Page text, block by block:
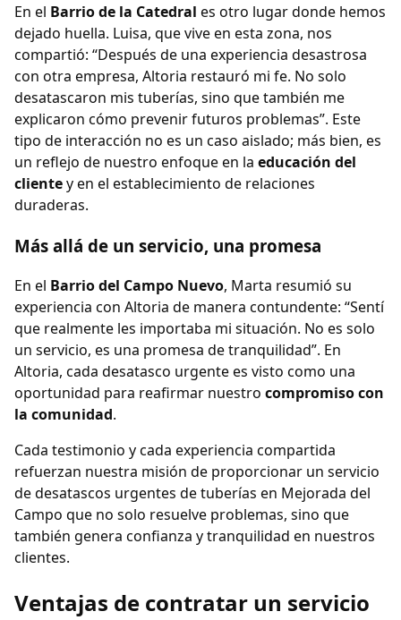
En el Barrio de la Catedral es otro lugar donde hemos
dejado huella. Luisa, que vive en esta zona, nos
compartió: “Después de una experiencia desastrosa
con otra empresa, Altoria restauró mi fe. No solo
desatascaron mis tuberías, sino que también me
explicaron cómo prevenir futuros problemas”. Este
tipo de interacción no es un caso aislado; más bien, es
un reflejo de nuestro enfoque en la educación del
clientey en el establecimiento de relaciones
duraderas.
Más allá de un servicio, una promesa
En el Barrio del Campo Nuevo, Marta resumió su
experiencia con Altoria de manera contundente: “Sentí
que realmente les importaba mi situación. No es solo
un servicio, es una promesa de tranquilidad”. En
Altoria, cada desatasco urgente es visto como una
oportunidad para reafirmar nuestro compromiso con
la comunidad.
Cada testimonio y cada experiencia compartida
refuerzan nuestra misión de proporcionar un servicio
de desatascos urgentes de tuberías en Mejorada del
Campo que no solo resuelve problemas, sino que
también genera confianza y tranquilidad en nuestros
clientes.
Ventajas de contratar un servicio